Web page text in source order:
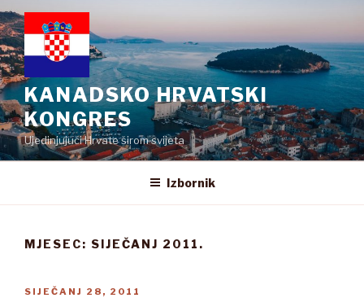
Preskoči
na
sadržaj
KANADSKO HRVATSKI
KONGRES
Ujedinjujući Hrvate širom svijeta
Izbornik
MJESEC: SIJEČANJ 2011.
OBJAVLJENO
SIJEČANJ 28, 2011